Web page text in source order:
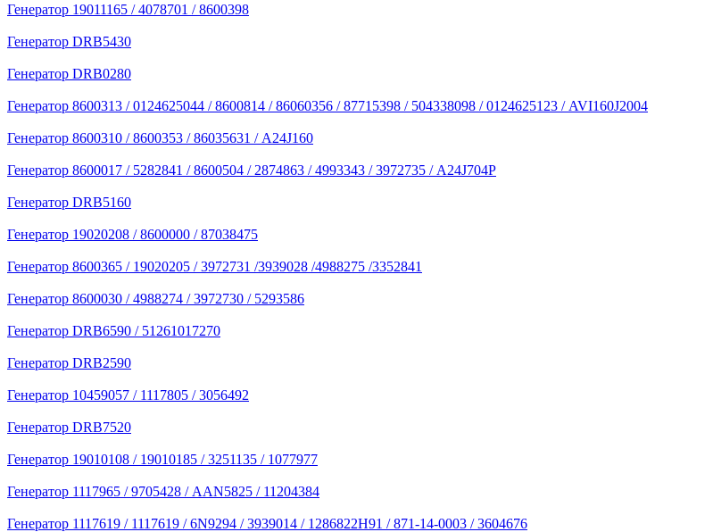
Генератор 19011165 / 4078701 / 8600398
Генератор DRB5430
Генератор DRB0280
Генератор 8600313 / 0124625044 / 8600814 / 86060356 / 87715398 / 504338098 / 0124625123 / AVI160J2004
Генератор 8600310 / 8600353 / 86035631 / A24J160
Генератор 8600017 / 5282841 / 8600504 / 2874863 / 4993343 / 3972735 / A24J704P
Генератор DRB5160
Генератор 19020208 / 8600000 / 87038475
Генератор 8600365 / 19020205 / 3972731 /3939028 /4988275 /3352841
Генератор 8600030 / 4988274 / 3972730 / 5293586
Генератор DRB6590 / 51261017270
Генератор DRB2590
Генератор 10459057 / 1117805 / 3056492
Генератор DRB7520
Генератор 19010108 / 19010185 / 3251135 / 1077977
Генератор 1117965 / 9705428 / AAN5825 / 11204384
Генератор 1117619 / 1117619 / 6N9294 / 3939014 / 1286822Н91 / 871-14-0003 / 3604676